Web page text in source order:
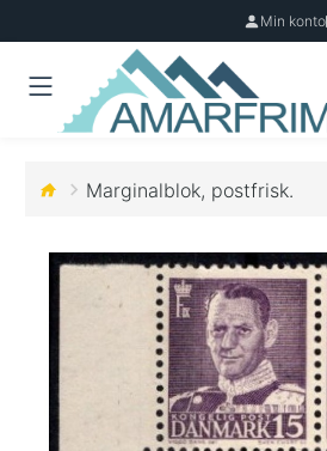
Min konto
Marginalblok, postfrisk.